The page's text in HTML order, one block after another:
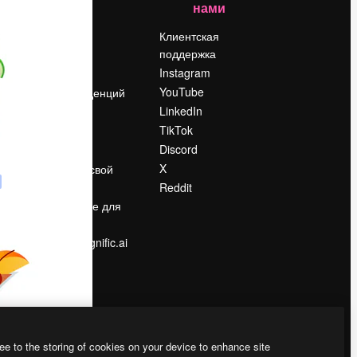
Поиск тенденций
Продайте свой
Помещение для
Ищете magnific.ai
нами
Клиентская
поддержка
Instagram
YouTube
LinkedIn
TikTok
Discord
X
Reddit
to the storing of cookies on your device to enhance site